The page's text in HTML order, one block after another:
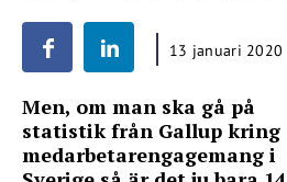
13 januari 2020
Men, om man ska gå på
statistik från Gallup kring
medarbetarengagemang i